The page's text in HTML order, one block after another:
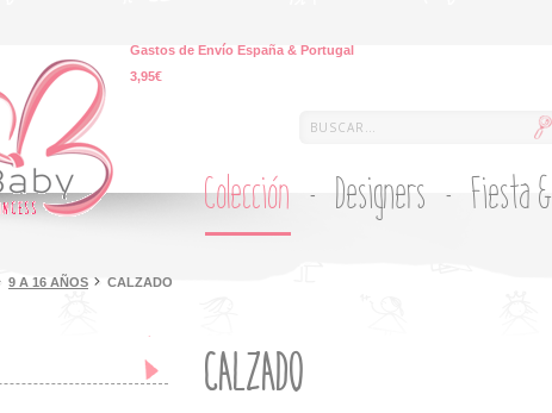
Gastos de Envío España & Portugal
3,95€
Colección Designers Fiesta
9 A 16 AÑOS CALZADO
CALZADO